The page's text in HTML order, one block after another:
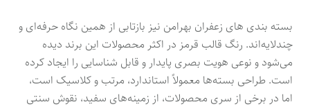
بسته بندی های زعفران بهرامن نیز بازتابی از همین نگاه حرفه‌ای و
چندلایه‌اند. رنگ قالب قرمز در اکثر محصولات این برند دیده
می‌شود و نوعی هویت بصری پایدار و قابل شناسایی را ایجاد کرده
است. طراحی بسته‌ها معمولاً استاندارد، مرتب و کلاسیک است،
اما در برخی از سری‌ محصولات، از زمینه‌های سفید، نقوش سنتی